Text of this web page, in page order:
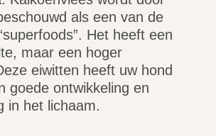
als een van de
Het heeft een
maar een hoger
eiwitten heeft uw hond
goede ontwikkeling en
in het lichaam.